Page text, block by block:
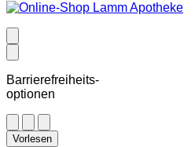
Barrierefreiheits-
optionen
Vorlesen